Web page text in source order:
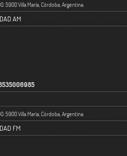
5900 Villa María, Córdoba, Argentina.
AM
5900 Villa María, Córdoba, Argentina.
FM